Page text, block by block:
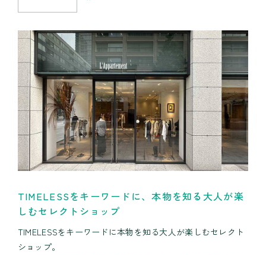
TIMELESSをキーワードに、本物を知る大人が楽
しむセレクトショップ
TIMELESSをキーワードに本物を知る大人が楽しむセレクト
ショップ。